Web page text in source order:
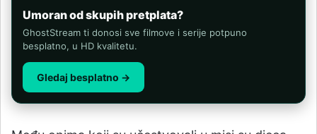
Umoran od skupih pretplata?
GhostStream ti donosi sve filmove i serije potpuno
besplatno, u HD kvalitetu.
Gledaj besplatno →